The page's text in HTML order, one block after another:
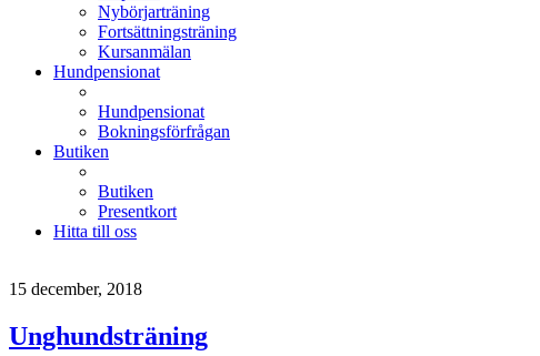
Nybörjarträning
Fortsättningsträning
Kursanmälan
Hundpensionat
Hundpensionat
Bokningsförfrågan
Butiken
Butiken
Presentkort
Hitta till oss
15 december, 2018
Unghundsträning